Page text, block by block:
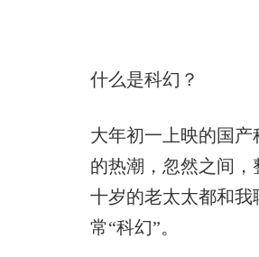
什么是科幻？
大年初一上映的国
的热潮，忽然之间
十岁的老太太都和
常“科幻”。